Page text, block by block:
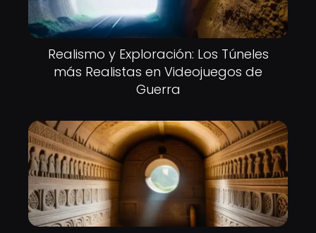
Realismo y Exploración: Los Túneles
más Realistas en Videojuegos de
Guerra